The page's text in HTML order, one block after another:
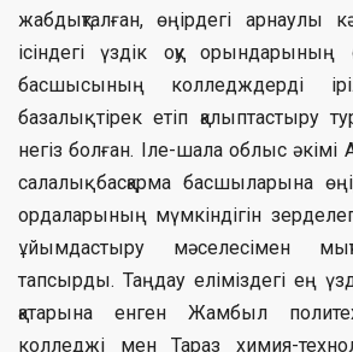
жабдықталған, өңірдегі арнаулы
ісіндегі үздік оқу орындарының
басшысының колледждерді
базалық тірек етіп қалыптастыру
негіз болған. Іле-шала облыс әкімі
салалық басқарма басшыларына
ордаларының мүмкіндігін
ұйымдастыру мәселесімен
тапсырды. Таңдау еліміздегі ең
қатарына енген Жамбыл
колледжі мен Тараз химия-